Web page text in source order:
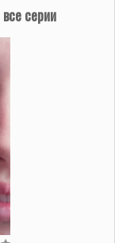
серии